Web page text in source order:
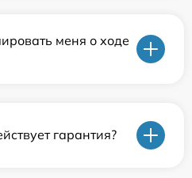
меня о ходе
гарантия?